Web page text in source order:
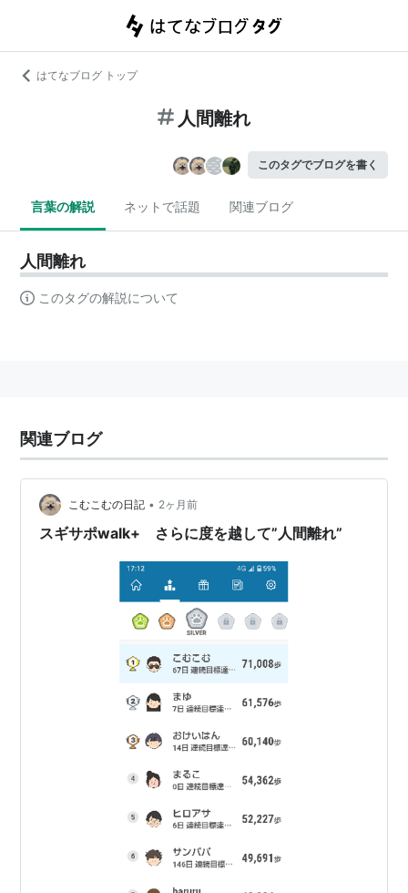
はてなブログ トップ
人間離れ
このタグでブログを書く
言葉の解説 ネットで話題 関連ブログ
人間離れ
このタグの解説について
関連ブログ
こむこむの日記 • 2ヶ月前
スギサポwalk+ さらに度を越して”人間離れ”